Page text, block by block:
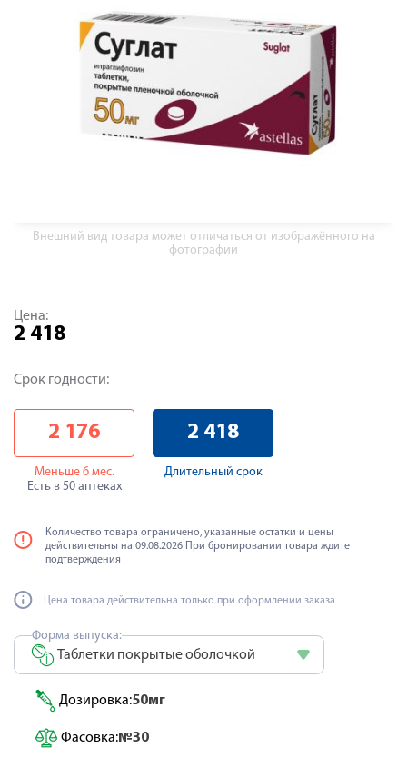
Внешний вид товара может отличаться от изображённого на
фотографии
Цена:
2 418
Срок годности:
2 176
Меньше 6 мес.
Есть в 50 аптеках
2 418
Длительный срок
Количество товара ограничено, указанные остатки и цены
действительны на 09.08.2026 При бронировании товара ждите
подтверждения
Цена товара действительна только при оформлении заказа
Форма выпуска:
Таблетки покрытые оболочкой
Дозировка:50мг
Фасовка:№30